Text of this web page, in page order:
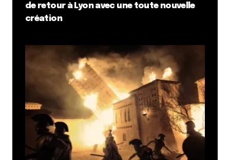
de retour à Lyon avec une toute nouvelle
création